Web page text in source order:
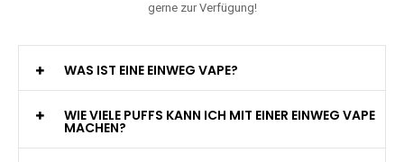
gerne zur Verfügung!
WAS IST EINE EINWEG VAPE?
WIE VIELE PUFFS KANN ICH MIT EINER EINWEG VAPE
MACHEN?